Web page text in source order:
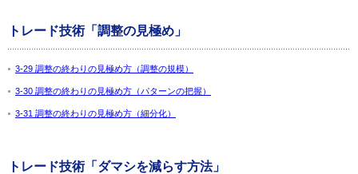
トレード技術「調整の見極め」
3-29 調整の終わりの見極め方（調整の規模）
3-30 調整の終わりの見極め方（パターンの把握）
3-31 調整の終わりの見極め方（細分化）
トレード技術「ダマシを減らす方法」